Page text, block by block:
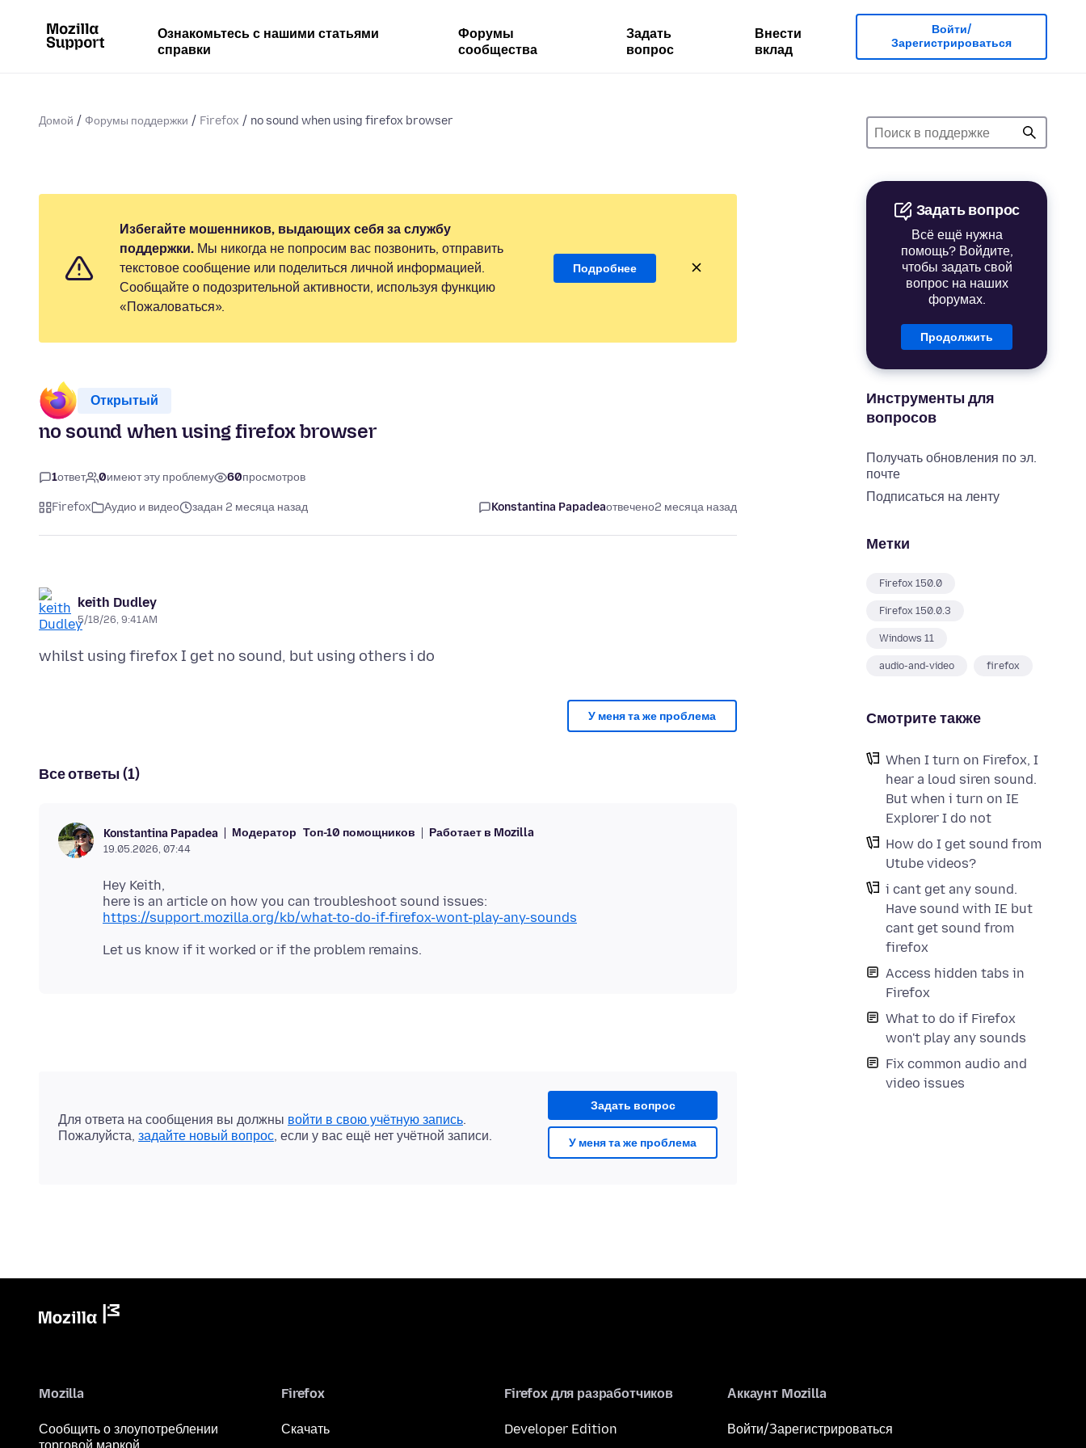
Ознакомьтесь с нашими статьями
справки
Форумы
сообщества
Задать
вопрос
Внести
вклад
Войти/
Зарегистрироваться
Домой Форумы поддержки Firefox no sound when using firefox browser
Задать вопрос
Всё ещё нужна
помощь? Войдите,
чтобы задать свой
вопрос на наших
форумах.
Продолжить
Инструменты для
вопросов
Получать обновления по эл.
почте
Подписаться на ленту
Метки
Firefox 150.0
Firefox 150.0.3
Windows 11
audio-and-video firefox
Смотрите также
When I turn on Firefox, I
hear a loud siren sound.
But when i turn on IE
Explorer I do not
How do I get sound from
Utube videos?
i cant get any sound.
Have sound with IE but
cant get sound from
firefox
Access hidden tabs in
Firefox
What to do if Firefox
won't play any sounds
Fix common audio and
video issues
Избегайте мошенников, выдающих себя за службу
поддержки. Мы никогда не попросим вас позвонить, отправить
текстовое сообщение или поделиться личной информацией.
Сообщайте о подозрительной активности, используя функцию
«Пожаловаться».
Подробнее
Открытый
no sound when using firefox browser
1ответ 0имеют эту проблему 60просмотров
Firefox Аудио и видео задан 2 месяца назад Konstantina Papadeaотвечено2 месяца назад
keith Dudley
5/18/26, 9:41 AM
У меня та же проблема
Все ответы (1)
Konstantina Papadea Модератор Топ-10 помощников Работает в Mozilla
19.05.2026, 07:44
Hey Keith,
here is an article on how you can troubleshoot sound issues:
https://support.mozilla.org/kb/what-to-do-if-firefox-wont-play-any-sounds
Задать вопрос
У меня та же проблема
Для ответа на сообщения вы должны войти в свою учётную запись.
Пожалуйста, задайте новый вопрос, если у вас ещё нет учётной записи.
Mozilla
Сообщить о злоупотреблении
Firefox
Скачать
Firefox для разработчиков
Developer Edition
Аккаунт Mozilla
Войти/Зарегистрироваться